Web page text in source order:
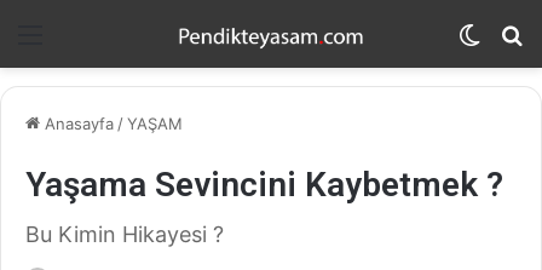
Dış
Anasayfa/YAŞAM
Yaşama Sevincini Kaybetmek ?
Bu Kimin Hikayesi ?